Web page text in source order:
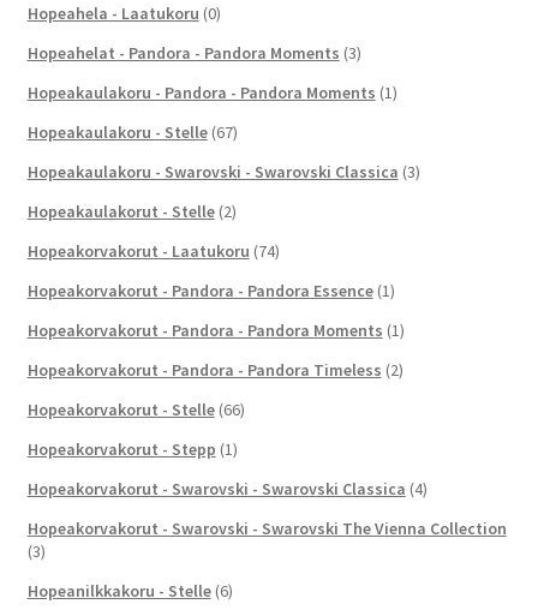
Hopeahela - Laatukoru (0)
Hopeahelat - Pandora - Pandora Moments (3)
Hopeakaulakoru - Pandora - Pandora Moments (1)
Hopeakaulakoru - Stelle (67)
Hopeakaulakoru - Swarovski - Swarovski Classica (3)
Hopeakaulakorut - Stelle (2)
Hopeakorvakorut - Laatukoru (74)
Hopeakorvakorut - Pandora - Pandora Essence (1)
Hopeakorvakorut - Pandora - Pandora Moments (1)
Hopeakorvakorut - Pandora - Pandora Timeless (2)
Hopeakorvakorut - Stelle (66)
Hopeakorvakorut - Stepp (1)
Hopeakorvakorut - Swarovski - Swarovski Classica (4)
Hopeakorvakorut - Swarovski - Swarovski The Vienna Collection
(3)
Hopeanilkkakoru - Stelle (6)